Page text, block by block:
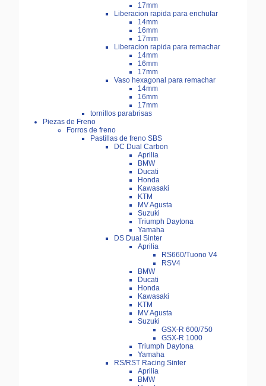
17mm
Liberacion rapida para enchufar
14mm
16mm
17mm
Liberacion rapida para remachar
14mm
16mm
17mm
Vaso hexagonal para remachar
14mm
16mm
17mm
tornillos parabrisas
Piezas de Freno
Forros de freno
Pastillas de freno SBS
DC Dual Carbon
Aprilia
BMW
Ducati
Honda
Kawasaki
KTM
MV Agusta
Suzuki
Triumph Daytona
Yamaha
DS Dual Sinter
Aprilia
RS660/Tuono V4
RSV4
BMW
Ducati
Honda
Kawasaki
KTM
MV Agusta
Suzuki
GSX-R 600/750
GSX-R 1000
Triumph Daytona
Yamaha
RS/RST Racing Sinter
Aprilia
BMW